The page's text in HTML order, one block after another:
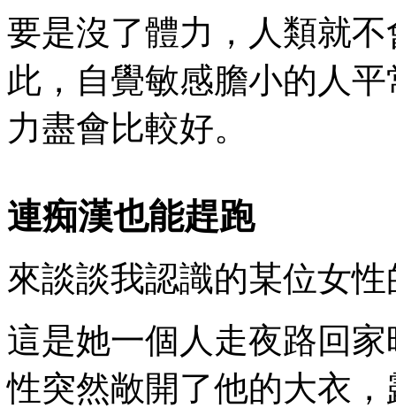
要是沒了體力，人類就
此，自覺敏感膽小的人
力盡會比較好。
連痴漢也能趕跑
來談談我認識的某位女
這是她一個人走夜路回
性突然敞開了他的大衣